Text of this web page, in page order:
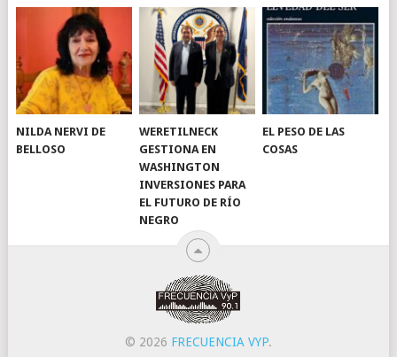
NILDA NERVI DE
BELLOSO
WERETILNECK
GESTIONA EN
WASHINGTON
INVERSIONES PARA
EL FUTURO DE RÍO
NEGRO
EL PESO DE LAS
COSAS
© 2026 FRECUENCIA VYP.